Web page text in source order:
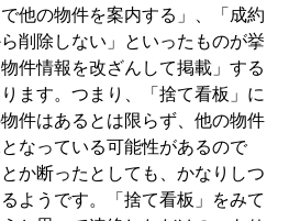
他の物件を案内する」、「成約
削除しない」といったものが挙
件情報を改ざんして掲載」する
ます。つまり、「捨て看板」に
件はあるとは限らず、他の物件
なっている可能性があるので
か断ったとしても、かなりしつ
ようです。「捨て看板」をみて